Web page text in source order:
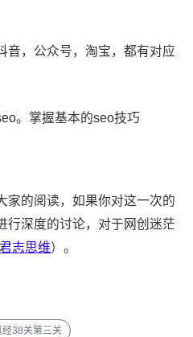
音，公众号，淘宝，都有对应
。掌握基本的seo技巧
家的阅读，如果你对这一次的
行深度的讨论，对于网创迷茫
君志思维）。
38关第三关